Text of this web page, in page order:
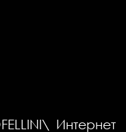
Интернет